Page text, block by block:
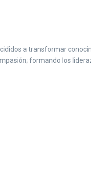
a transformar
formando los